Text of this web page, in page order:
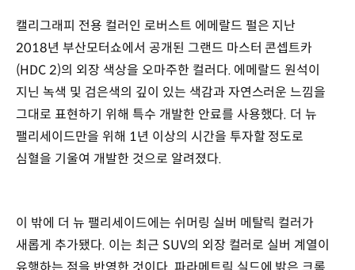
캘리그래피 전용 컬러인 로버스트 에메랄드 펄은 지난
2018년 부산모터쇼에서 공개된 그랜드 마스터 콘셉트카
(HDC 2)의 외장 색상을 오마주한 컬러다. 에메랄드 원석이
지닌 녹색 및 검은색의 깊이 있는 색감과 자연스러운 느낌을
그대로 표현하기 위해 특수 개발한 안료를 사용했다. 더 뉴
팰리세이드만을 위해 1년 이상의 시간을 투자할 정도로
심혈을 기울여 개발한 것으로 알려졌다.
이 밖에 더 뉴 팰리세이드에는 쉬머링 실버 메탈릭 컬러가
새롭게 추가됐다. 이는 최근 SUV의 외장 컬러로 실버 계열이